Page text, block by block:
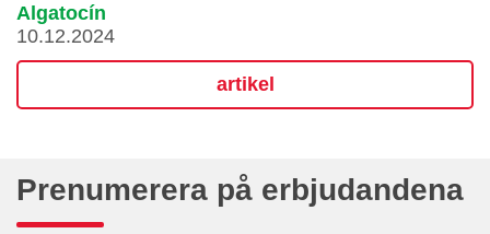
Algatocín
10.12.2024
artikel
Prenumerera på erbjudandena